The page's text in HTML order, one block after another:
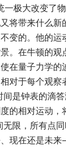
极大改变了
将带来什么
变的。他的
。在牛顿的
量子力学的
对于每个观
间是钟表的滴
的相对运动
无限，所有点
在还是未来